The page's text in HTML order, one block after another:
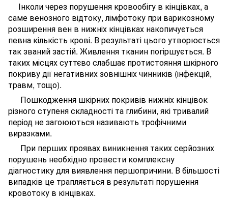
Інколи через порушення кровообігу в кінцівках, а
саме венозного відтоку, лімфотоку при варикозному
розширення вен в нижніх кінцівках накопичується
певна кількість крові. В результаті цього утворюється
так званий застій. Живлення тканин погіршується. В
таких місцях суттєво слабшає протистояння шкірного
покриву дії негативних зовнішніх чинників (інфекцій,
травм, тощо).
Пошкодження шкірних покривів нижніх кінцівок
різного ступеня складності та глибини, які тривалий
період не загоюються називають трофічними
виразками.
При перших проявах виникнення таких серйозних
порушень необхідно провести комплексну
діагностику для виявлення першопричини. В більшості
випадків це трапляється в результаті порушення
кровотоку в кінцівках.